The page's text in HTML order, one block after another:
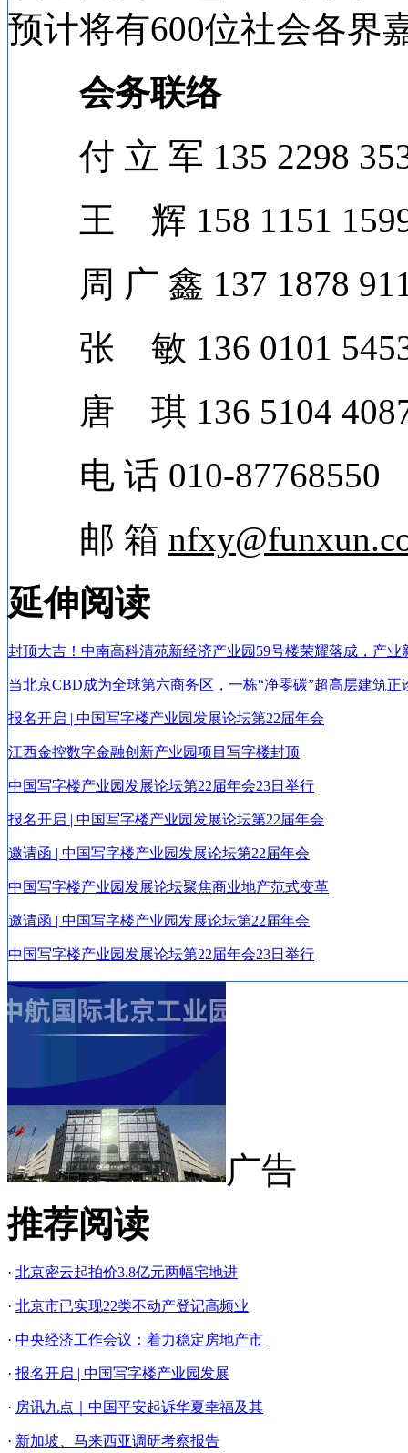
预计将有600位社会各界
会务联络
付 立 军 135 2298
王 辉 158 1151
周 广 鑫 137 1878
张 敏 136 0101
唐 琪 136 5104
电 话 010-87768550
邮 箱
延伸阅读
封顶大吉！中南高科清苑新经济产业园59号楼荣耀落成，产业
当北京CBD成为全球第六商务区，一栋“净零碳”超高层建筑正
报名开启 | 中国写字楼产业园发展论坛第22届年会
江西金控数字金融创新产业园项目写字楼封顶
中国写字楼产业园发展论坛第22届年会23日举行
报名开启 | 中国写字楼产业园发展论坛第22届年会
邀请函 | 中国写字楼产业园发展论坛第22届年会
中国写字楼产业园发展论坛聚焦商业地产范式变革
邀请函 | 中国写字楼产业园发展论坛第22届年会
中国写字楼产业园发展论坛第22届年会23日举行
广告
推荐阅读
· 北京密云起拍价3.8亿元两幅宅地进
· 北京市已实现22类不动产登记高频业
· 中央经济工作会议：着力稳定房地产市
· 报名开启 | 中国写字楼产业园发展
· 房讯九点｜中国平安起诉华夏幸福及其
· 新加坡、马来西亚调研考察报告